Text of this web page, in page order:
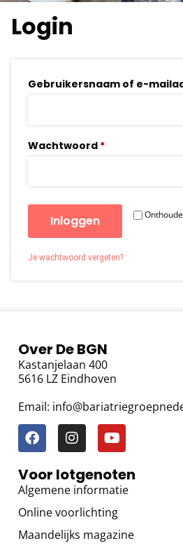
Login
Gebruikersnaam of e-
Wachtwoord *
Inloggen
Je wachtwoord vergeten?
Over De BGN
Kastanjelaan 400
5616 LZ Eindhoven
Email:
Voor lotgenoten
Algemene informatie
Online voorlichting
Maandelijks magazine